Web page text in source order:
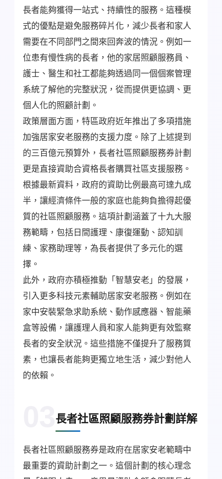
長者能夠獲得一站式、持續性的服務。這種模
式的優點是避免服務碎片化，減少長者和家人
需要在不同部門之間來回奔波的情況。例如一
位患有慢性病的長者，他的家居照顧服務員、
護士、醫生和社工都能夠透過同一個個案管理
系統了解他的完整狀況，從而提供更協調、更
個人化的照顧計劃。
政策層面方面，特區政府近年推出了多項措施
加強居家安老服務的支援力度。除了上述提到
的三百億元預算外，長者社區照顧服務券計劃
更是直接資助合資格長者購買社區支援服務。
根據最新資料，政府的資助比例最高可達九成
半，讓經濟條件一般的家庭也能夠負擔得起優
質的社區照顧服務。這項計劃涵蓋了十九大服
務範疇，包括日間護理、康復運動、認知訓
練、家務助理等，為長者提供了多元化的選
擇。
此外，政府亦積極推動「智慧安老」的發展，
引入更多科技元素輔助居家安老服務。例如在
家中安裝緊急求助系統、動作感應器、智能藥
盒等設備，讓護理人員和家人能夠更有效監察
長者的安全狀況。這些措施不僅提升了服務質
素，也讓長者能夠更獨立地生活，減少對他人
的依賴。
長者社區照顧服務券計劃詳解
長者社區照顧服務券是政府在居家安老範疇中
最重要的資助計劃之一。這個計劃的核心理念